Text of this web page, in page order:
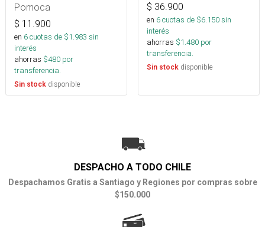
Pomoca
$ 11.900
en 6cuotas de $1.983 sin
interés
ahorras $480 por
transferencia.
Sin stock disponible
$ 36.900
en 6cuotas de $6.150sin
interés
ahorras $1.480 por
transferencia.
Sin stock disponible
DESPACHO A TODO CHILE
Despachamos Gratis a Santiago y Regiones por compras sobre
$150.000